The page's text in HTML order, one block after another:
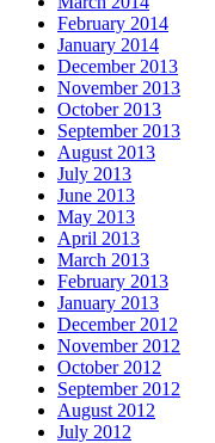
February 2014
January 2014
December 2013
November 2013
October 2013
September 2013
August 2013
July 2013
June 2013
May 2013
April 2013
March 2013
February 2013
January 2013
December 2012
November 2012
October 2012
September 2012
August 2012
July 2012